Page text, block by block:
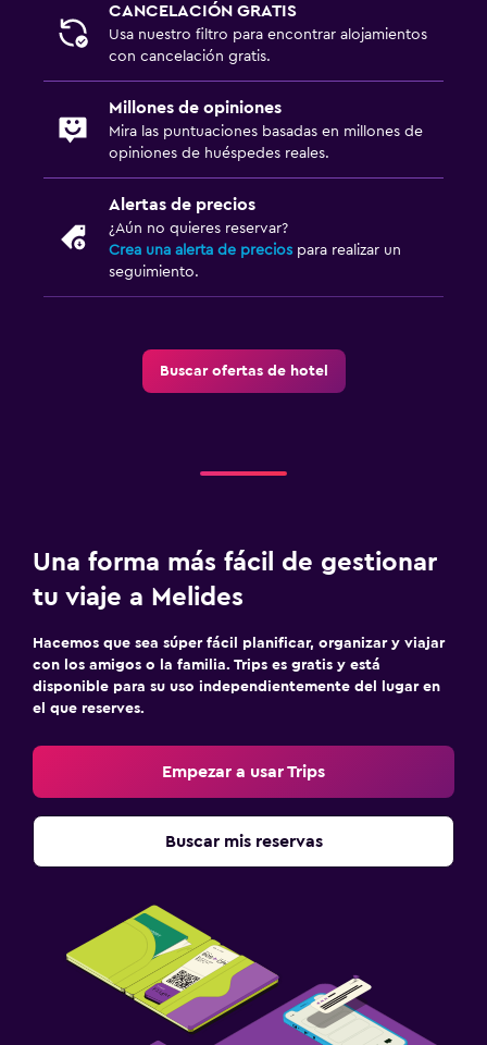
CANCELACIÓN GRATIS
Usa nuestro filtro para encontrar alojamientos
con cancelación gratis.
Millones de opiniones
Mira las puntuaciones basadas en millones de
opiniones de huéspedes reales.
Alertas de precios
¿Aún no quieres reservar?
Crea una alerta de precios para realizar un
seguimiento.
Buscar ofertas de hotel
Una forma más fácil de gestionar
tu viaje a Melides
Hacemos que sea súper fácil planificar, organizar y viajar
con los amigos o la familia. Trips es gratis y está
disponible para su uso independientemente del lugar en
el que reserves.
Empezar a usar Trips
Buscar mis reservas